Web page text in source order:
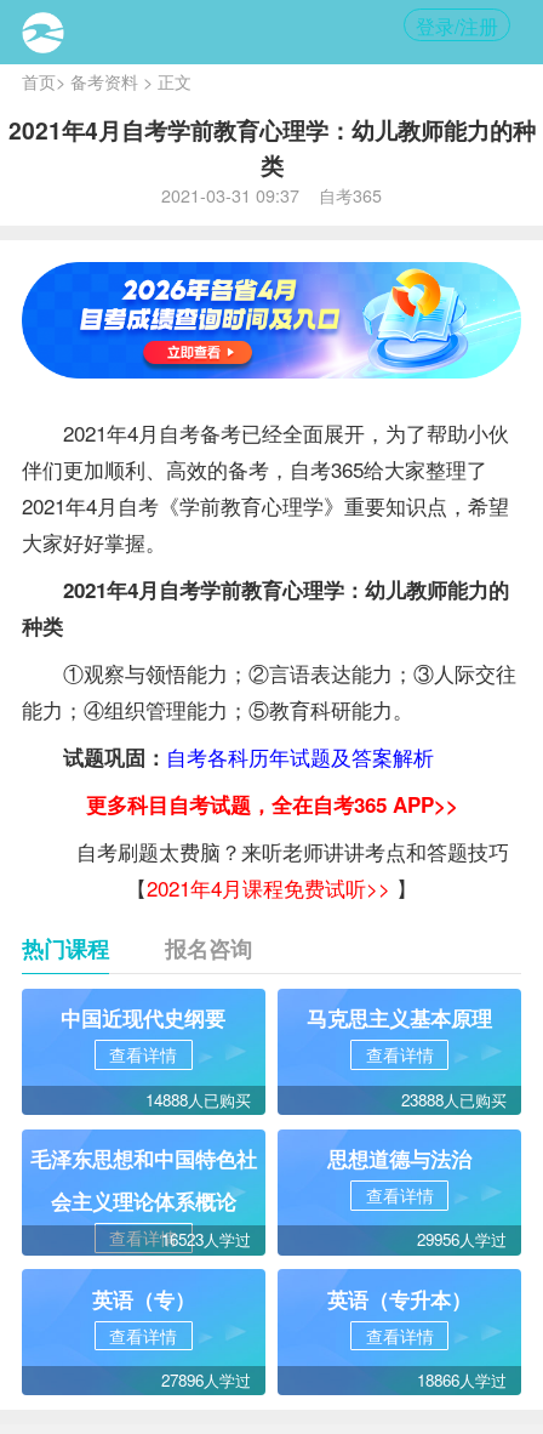
登录/注册
首页> 备考资料> 正文
2021年4月自考学前教育心理学：幼儿教师能力的种
类
2021-03-31 09:37 自考365
2021年4月自考备考已经全面展开，为了帮助小伙
伴们更加顺利、高效的备考，自考365给大家整理了
2021年4月自考《学前教育心理学》重要知识点，希望
大家好好掌握。
2021年4月自考学前教育心理学：幼儿教师能力的
种类
①观察与领悟能力；②言语表达能力；③人际交往
能力；④组织管理能力；⑤教育科研能力。
试题巩固： 自考各科历年试题及答案解析
更多科目自考试题，全在自考365 APP>>
自考刷题太费脑？来听老师讲讲考点和答题技巧
【2021年4月课程免费试听>> 】
热门课程 报名咨询
中国近现代史纲要
查看详情
14888人已购买
马克思主义基本原理
查看详情
23888人已购买
毛泽东思想和中国特色社
会主义理论体系概论
查看详情16523人学过
思想道德与法治
查看详情
29956人学过
英语（专）
查看详情
27896人学过
英语（专升本）
查看详情
18866人学过